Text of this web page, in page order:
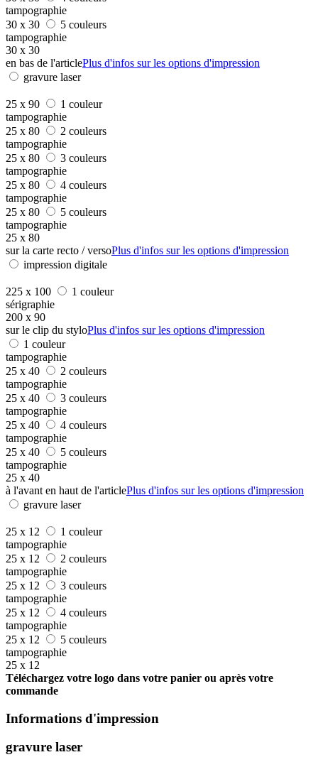
tampographie
30 x 30
5 couleurs
tampographie
30 x 30
en bas de l'articlePlus d'infos sur les options d'impression
gravure laser
25 x 90
1 couleur
tampographie
25 x 80
2 couleurs
tampographie
25 x 80
3 couleurs
tampographie
25 x 80
4 couleurs
tampographie
25 x 80
5 couleurs
tampographie
25 x 80
sur la carte recto / versoPlus d'infos sur les options d'impression
impression digitale
225 x 100
1 couleur
sérigraphie
200 x 90
sur le clip du styloPlus d'infos sur les options d'impression
1 couleur
tampographie
25 x 40
2 couleurs
tampographie
25 x 40
3 couleurs
tampographie
25 x 40
4 couleurs
tampographie
25 x 40
5 couleurs
tampographie
25 x 40
à l'avant en haut de l'articlePlus d'infos sur les options d'impression
gravure laser
25 x 12
1 couleur
tampographie
25 x 12
2 couleurs
tampographie
25 x 12
3 couleurs
tampographie
25 x 12
4 couleurs
tampographie
25 x 12
5 couleurs
tampographie
25 x 12
Téléchargez votre logo dans votre panier ou après votre
commande
Informations d'impression
gravure laser